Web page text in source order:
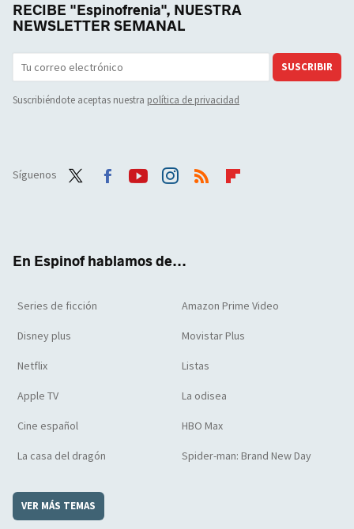
RECIBE "Espinofrenia", NUESTRA
NEWSLETTER SEMANAL
SUSCRIBIR
Suscribiéndote aceptas nuestra política de privacidad
Síguenos
En Espinof hablamos de...
Series de ficción Amazon Prime Video
Disney plus Movistar Plus
Netflix Listas
Apple TV La odisea
Cine español HBO Max
La casa del dragón Spider-man: Brand New Day
VER MÁS TEMAS